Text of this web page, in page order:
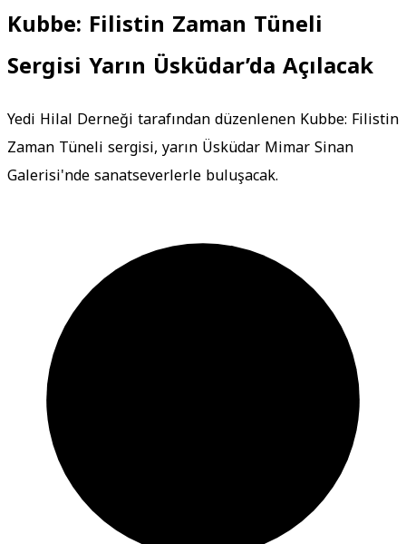
Kubbe: Filistin Zaman Tüneli
Sergisi Yarın Üsküdar’da Açılacak
Yedi Hilal Derneği tarafından düzenlenen Kubbe: Filistin
Zaman Tüneli sergisi, yarın Üsküdar Mimar Sinan
Galerisi'nde sanatseverlerle buluşacak.